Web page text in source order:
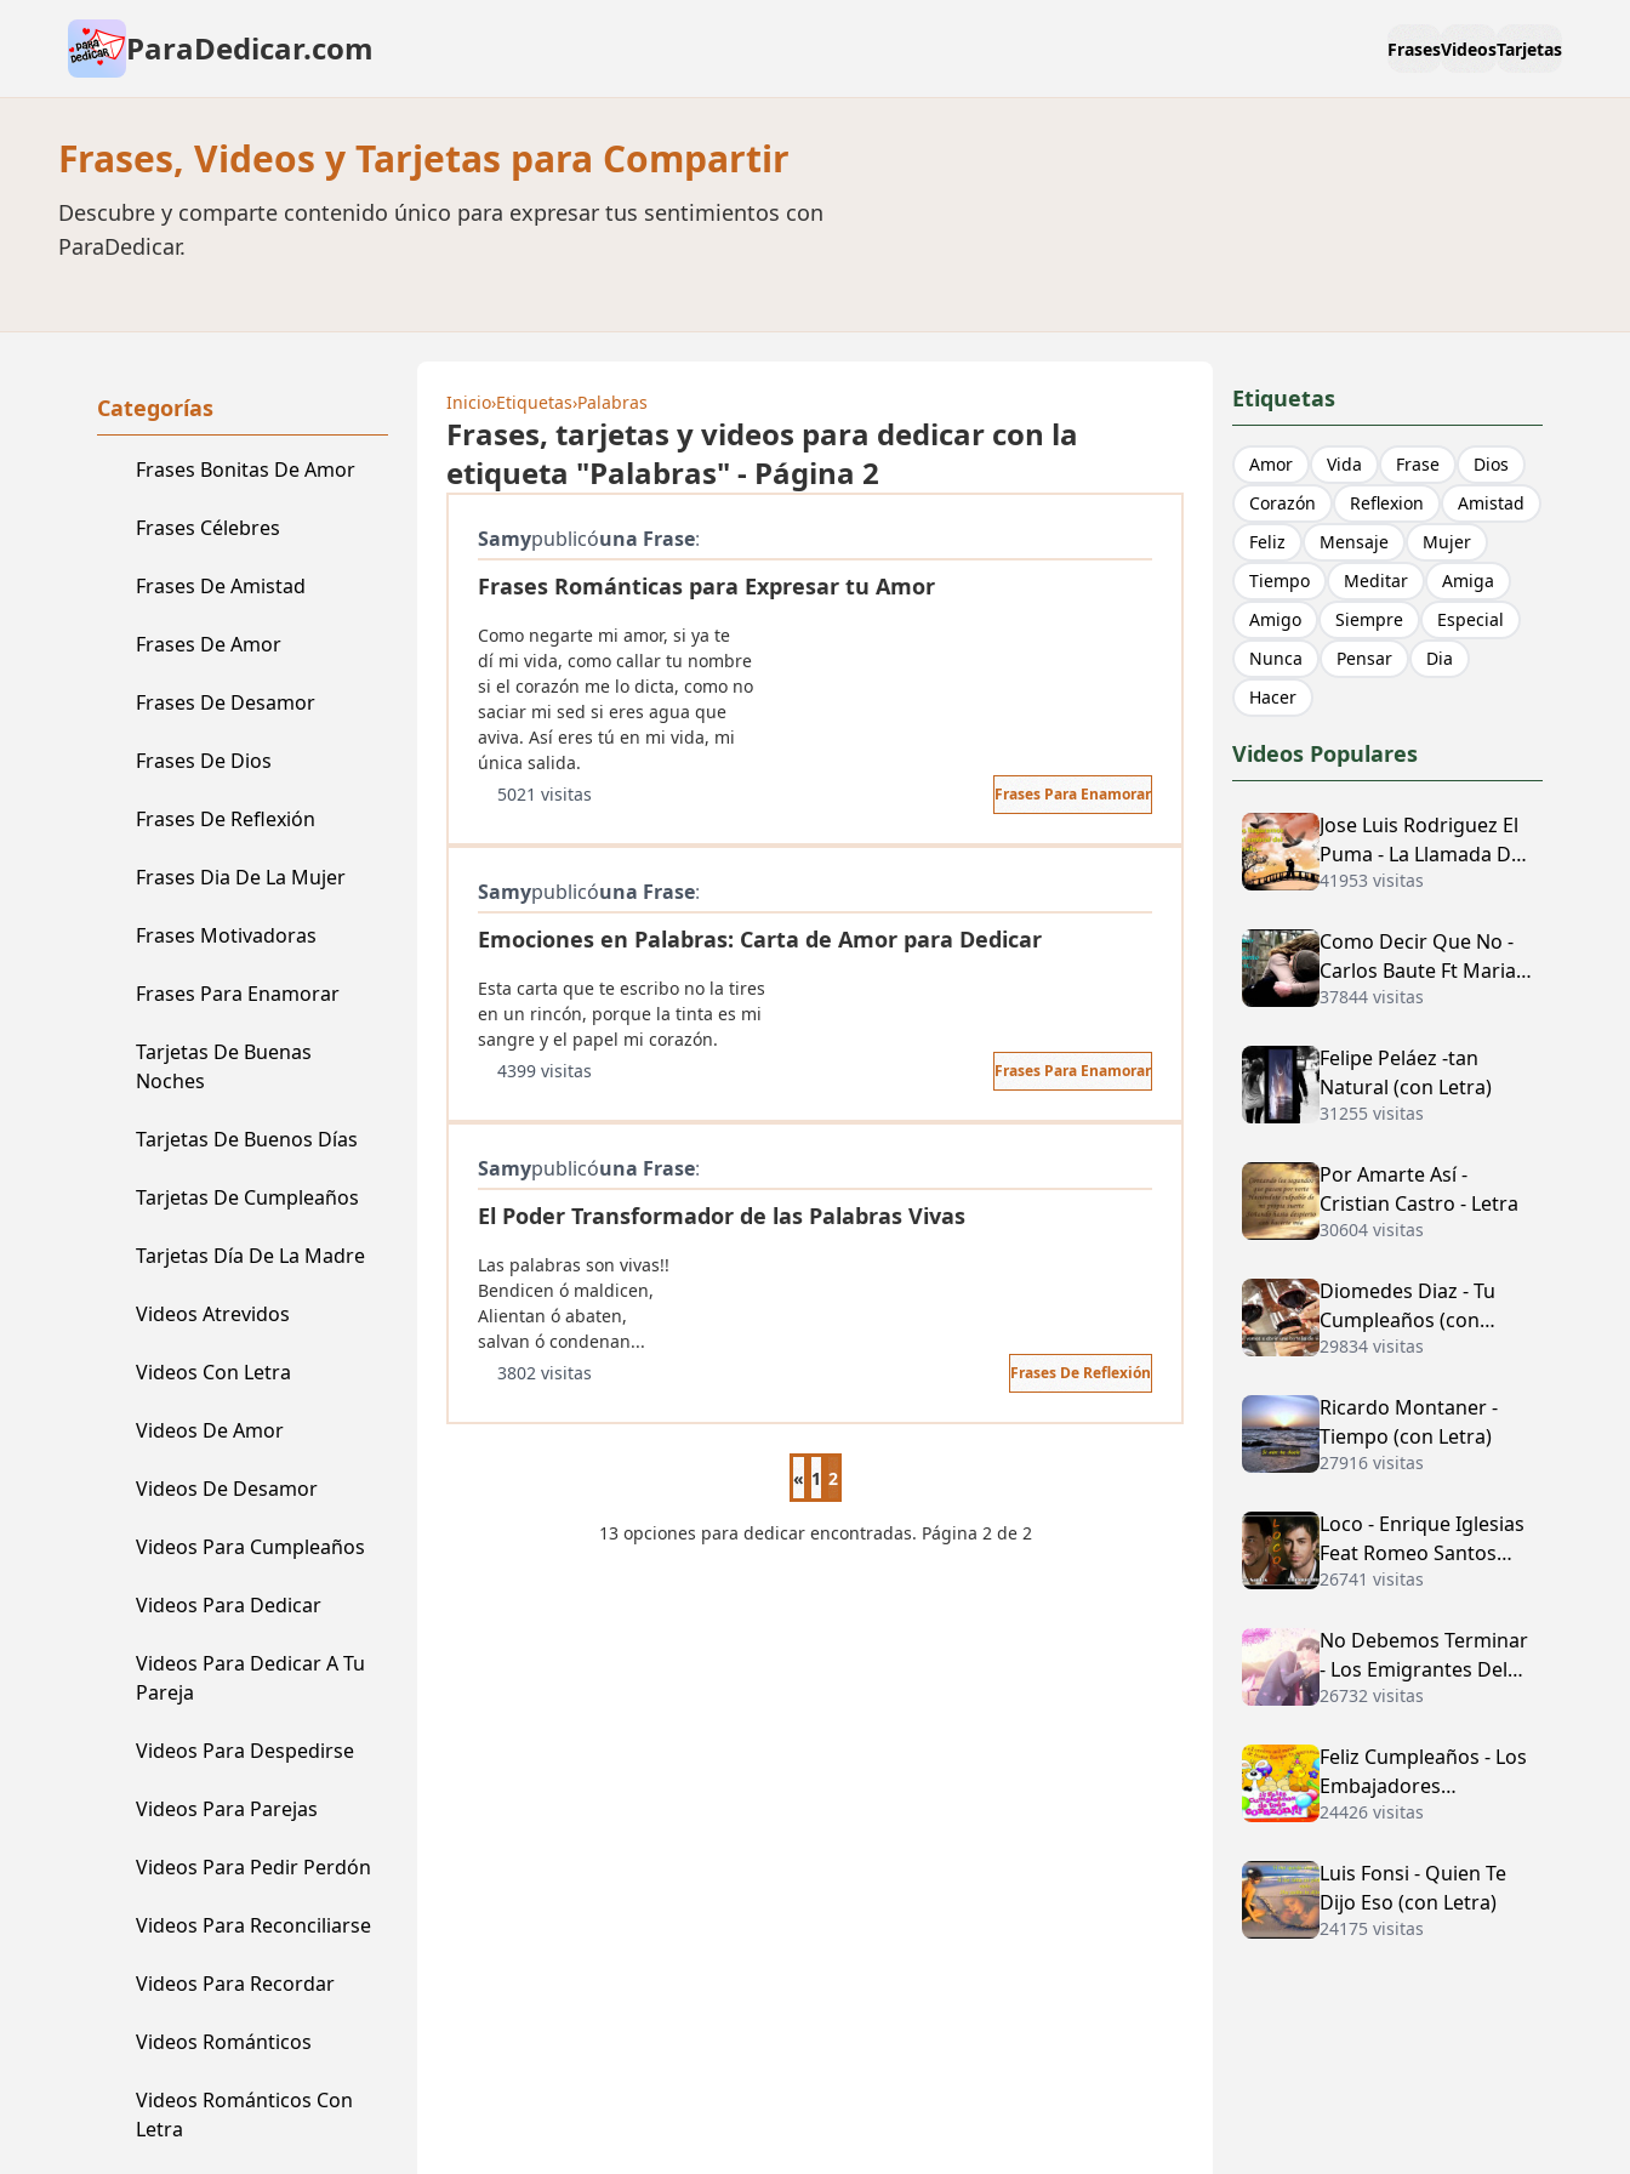
ParaDedicar.com FrasesVideosTarjetas
Frases, Videos y Tarjetas para Compartir
Descubre y comparte contenido único para expresar tus sentimientos con
ParaDedicar.
Categorías
Frases Bonitas De Amor
Frases Célebres
Frases De Amistad
Frases De Amor
Frases De Desamor
Frases De Dios
Frases De Reflexión
Frases Dia De La Mujer
Frases Motivadoras
Frases Para Enamorar
Tarjetas De Buenas
Noches
Tarjetas De Buenos Días
Tarjetas De Cumpleaños
Tarjetas Día De La Madre
Videos Atrevidos
Videos Con Letra
Videos De Amor
Videos De Desamor
Videos Para Cumpleaños
Videos Para Dedicar
Videos Para Dedicar A Tu
Pareja
Videos Para Despedirse
Videos Para Parejas
Videos Para Pedir Perdón
Videos Para Reconciliarse
Videos Para Recordar
Videos Románticos
Videos Románticos Con
Letra
Inicio›Etiquetas›Palabras
Frases, tarjetas y videos para dedicar con la
etiqueta "Palabras" - Página 2
Samypublicóuna Frase:
Frases Románticas para Expresar tu Amor
Como negarte mi amor, si ya te
dí mi vida, como callar tu nombre
si el corazón me lo dicta, como no
saciar mi sed si eres agua que
aviva. Así eres tú en mi vida, mi
única salida.
5021 visitas
Frases Para Enamorar
Samypublicóuna Frase:
Emociones en Palabras: Carta de Amor para Dedicar
Esta carta que te escribo no la tires
en un rincón, porque la tinta es mi
sangre y el papel mi corazón.
4399 visitas
Frases Para Enamorar
Samypublicóuna Frase:
El Poder Transformador de las Palabras Vivas
Las palabras son vivas!!
Bendicen ó maldicen,
Alientan ó abaten,
salvan ó condenan...
3802 visitas
Frases De Reflexión
Página anterior
« 1 2
13 opciones para dedicar encontradas. Página 2 de 2
Etiquetas
Amor Vida Frase
Dios
Corazón
Reflexion
Amistad
Feliz
Mensaje
Mujer
Tiempo
Meditar
Amiga
Amigo
Siempre
Especial
Nunca
Pensar
Dia
Hacer
Videos Populares
Jose Luis Rodriguez El
Puma - La Llamada Del
Amor (con Letra)
41953 visitas
Como Decir Que No -
Carlos Baute Ft Maria
José (con Letra)
37844 visitas
Felipe Peláez -tan
Natural (con Letra)
31255 visitas
Por Amarte Así -
Cristian Castro - Letra
30604 visitas
Diomedes Diaz - Tu
Cumpleaños (con
Letra)
29834 visitas
Ricardo Montaner -
Tiempo (con Letra)
27916 visitas
Loco - Enrique Iglesias
Feat Romeo Santos
(con Letra)
26741 visitas
No Debemos Terminar
- Los Emigrantes Del
Vallenato
26732 visitas
Feliz Cumpleaños - Los
Embajadores
Vallenatos (con Letra)
24426 visitas
Luis Fonsi - Quien Te
Dijo Eso (con Letra)
24175 visitas